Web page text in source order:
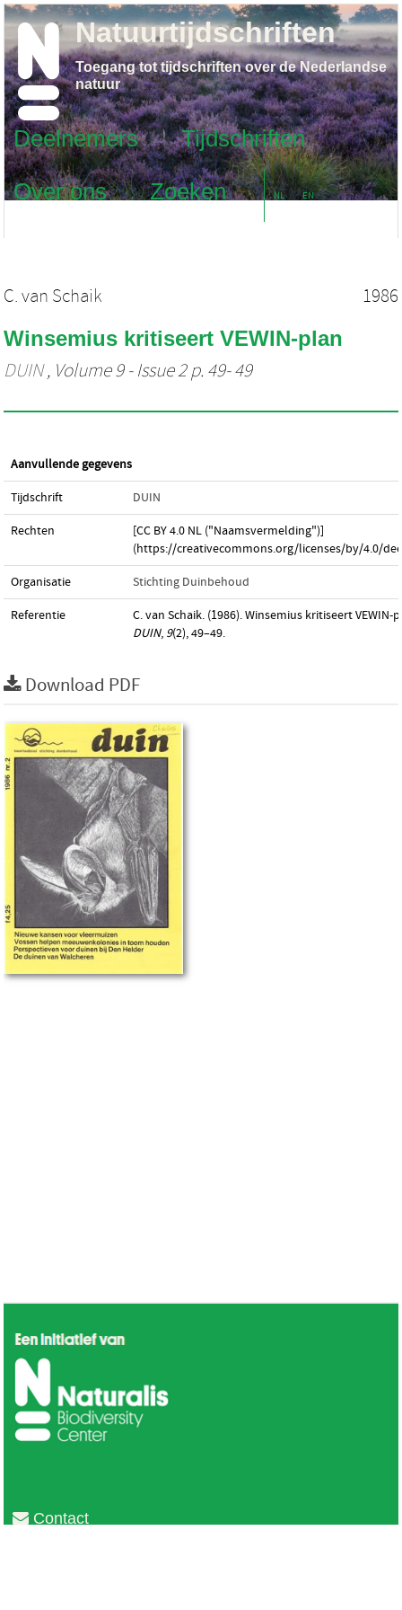
Deelnemers
Tijdschriften
Over ons
Zoeken NL EN
Natuurtijdschriften
Toegang tot tijdschriften over de Nederlandse
natuur
C. van Schaik 1986
Winsemius kritiseert VEWIN-plan
DUIN, Volume 9 - Issue 2 p. 49- 49
Aanvullende gegevens
Tijdschrift DUIN
Rechten
[CC BY 4.0 NL ("Naamsvermelding")]
(https://creativecommons.org/licenses/by/4.0/
Organisatie Stichting Duinbehoud
Referentie
C. van Schaik. (1986). Winsemius kritiseert VEWIN-
DUIN, 9(2), 49–49.
Download PDF
Contact